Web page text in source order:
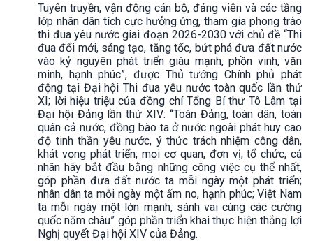
Tuyên truyền, vận động cán bộ, đảng viên và các tầng
lớp nhân dân tích cực hưởng ứng, tham gia phong trào
thi đua yêu nước giai đoạn 2026-2030 với chủ đề “Thi
đua đổi mới, sáng tạo, tăng tốc, bứt phá đưa đất nước
vào kỷ nguyên phát triển giàu mạnh, phồn vinh, văn
minh, hạnh phúc”, được Thủ tướng Chính phủ phát
động tại Đại hội Thi đua yêu nước toàn quốc lần thứ
XI; lời hiệu triệu của đồng chí Tổng Bí thư Tô Lâm tại
Đại hội Đảng lần thứ XIV: “Toàn Đảng, toàn dân, toàn
quân cả nước, đồng bào ta ở nước ngoài phát huy cao
độ tinh thần yêu nước, ý thức trách nhiệm công dân,
khát vọng phát triển; mọi cơ quan, đơn vị, tổ chức, cá
nhân hãy bắt đầu bằng những công việc cụ thể nhất,
góp phần đưa đất nước ta mỗi ngày một phát triển;
nhân dân ta mỗi ngày một ấm no, hạnh phúc; Việt Nam
ta mỗi ngày một lớn mạnh, sánh vai cùng các cường
quốc năm châu” góp phần triển khai thực hiện thắng lợi
Nghị quyết Đại hội XIV của Đảng.